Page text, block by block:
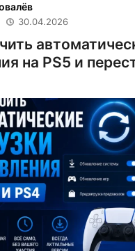
30.04.2026
на PS5 и